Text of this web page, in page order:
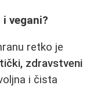
vegani?
retko je
zdravstveni
i čista